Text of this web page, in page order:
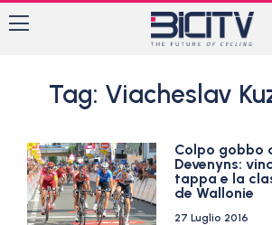
Tag: Viacheslav
Colpo gobbo
Devenyns:
tappa e la
de Wallonie
27 Luglio 2016